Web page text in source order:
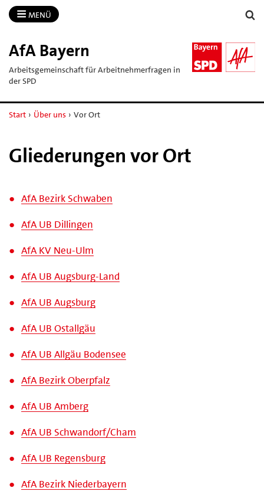
MENÜ
AfA Bayern
Arbeitsgemeinschaft für Arbeitnehmerfragen in
der SPD
Start › Über uns › Vor Ort
Gliederungen vor Ort
AfA Bezirk Schwaben
AfA UB Dillingen
AfA KV Neu-Ulm
AfA UB Augsburg-Land
AfA UB Augsburg
AfA UB Ostallgäu
AfA UB Allgäu Bodensee
AfA Bezirk Oberpfalz
AfA UB Amberg
AfA UB Schwandorf/​Cham
AfA UB Regensburg
AfA Bezirk Niederbayern